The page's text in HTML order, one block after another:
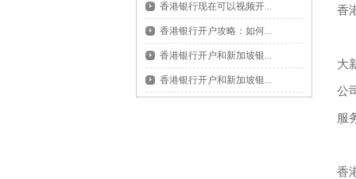
香港银行现在可以视频开...
香港银行开户攻略：如何...
香港银行开户和新加坡银...
香港银行开户和新加坡银...
香
大
公
服
香